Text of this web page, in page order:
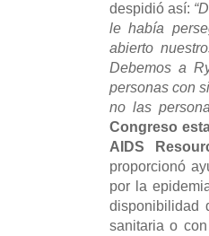
despidió así:
le había
abierto
Debemos a
personas con
no las
Congreso
AIDS
proporcionó
por la
disponibilidad
sanitaria o